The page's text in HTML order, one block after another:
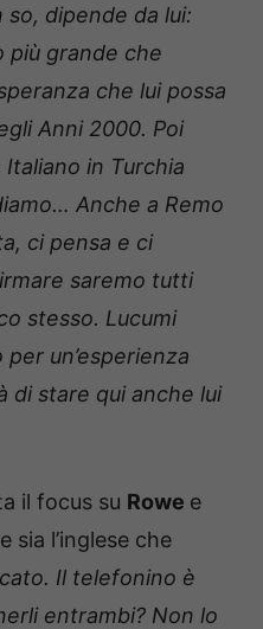
dipende da lui:
più grande che
che lui possa
Anni 2000. Poi
in Turchia
Anche a Remo
ci pensa e ci
saremo tutti
stesso. Lucumi
un’esperienza
di stare qui anche lui
il focus su Rowe e
sia l’inglese che
Il telefonino è
entrambi? Non lo